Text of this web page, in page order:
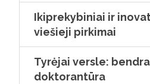
Ikiprekybiniai ir
viešieji pirkimai
Tyrėjai versle:
doktorantūra